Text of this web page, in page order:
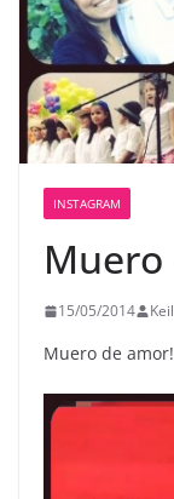
INSTAGRAM
15/05/2014
Muero de
Reproductor